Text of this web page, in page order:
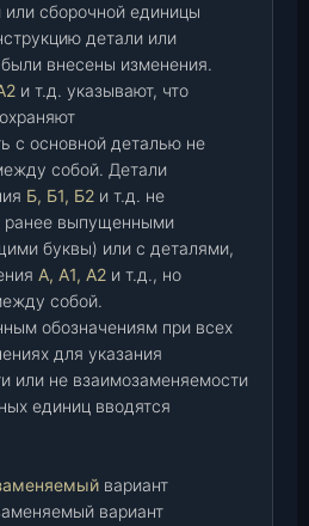
или сборочной единицы
детали или
внесены изменения.
и т.д. указывают, что
с основной деталью не
собой. Детали
Б, Б1, Б2 и т.д. не
ранее выпущенными
буквы) или с деталями,
А, А1, А2 и т.д., но
собой.
обозначениям при всех
для указания
или не взаимозаменяемости
единиц вводятся
вариант
вариант